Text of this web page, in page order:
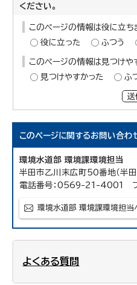
ください。
このページの情報は役に立ち
役に立った
ふつう
このページの情報は見つけや
見つけやすかった
ふ
送
このページに関するお問い合わ
環境水道部 環境課環境担当
半田市乙川末広町50番地（半田
電話番号：0569-21-4001
環境水道部 環境課環境担当
よくある質問